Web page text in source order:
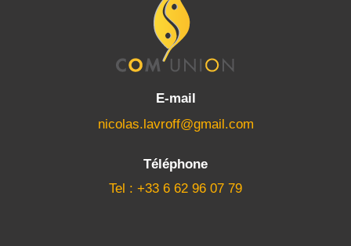
E-mail
nicolas.lavroff@gmail.com
Téléphone
Tel : +33 6 62 96 07 79